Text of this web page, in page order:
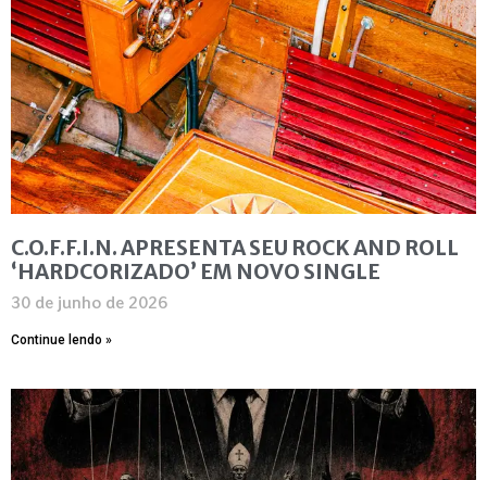
C.O.F.F.I.N. APRESENTA SEU ROCK AND ROLL
‘HARDCORIZADO’ EM NOVO SINGLE
30 de junho de 2026
Continue lendo »